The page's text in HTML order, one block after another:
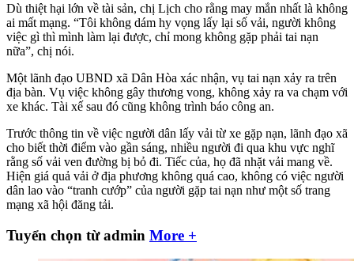
Dù thiệt hại lớn về tài sản, chị Lịch cho rằng may mắn nhất là không
ai mất mạng. “Tôi không dám hy vọng lấy lại số vải, người không
việc gì thì mình làm lại được, chỉ mong không gặp phải tai nạn
nữa”, chị nói.
Một lãnh đạo UBND xã Dân Hòa xác nhận, vụ tai nạn xảy ra trên
địa bàn. Vụ việc không gây thương vong, không xảy ra va chạm với
xe khác. Tài xế sau đó cũng không trình báo công an.
Trước thông tin về việc người dân lấy vải từ xe gặp nạn, lãnh đạo xã
cho biết thời điểm vào gần sáng, nhiều người đi qua khu vực nghĩ
rằng số vải ven đường bị bỏ đi. Tiếc của, họ đã nhặt vải mang về.
Hiện giá quả vải ở địa phương không quá cao, không có việc người
dân lao vào “tranh cướp” của người gặp tai nạn như một số trang
mạng xã hội đăng tải.
Tuyển chọn từ admin More +